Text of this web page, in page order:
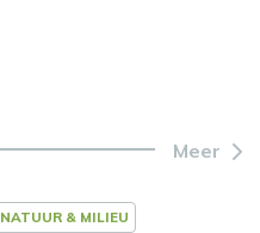
Meer
NATUUR & MILIEU